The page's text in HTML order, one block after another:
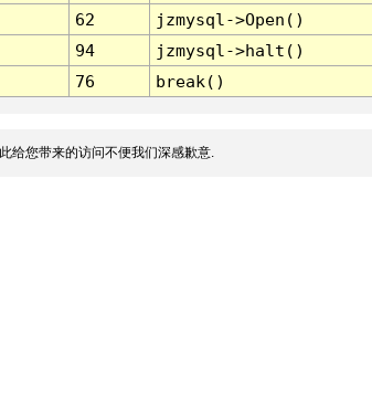
62
jzmysql->Open()
94
jzmysql->halt()
76 break()
给您带来的访问不便我们深感歉意.